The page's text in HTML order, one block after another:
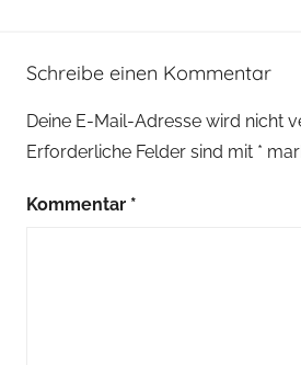
Schreibe einen Kommentar
Deine E-Mail-Adresse wird nicht
Erforderliche Felder sind mit *
Kommentar *